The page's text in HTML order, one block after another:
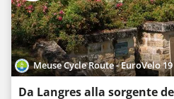
Meuse Cycle Route - EuroVelo 19